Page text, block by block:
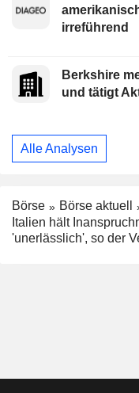
irreführend
Berkshire
und tätigt
Alle Analysen
Börse
Börse aktuell
Italien hält
'unerlässlich', so der